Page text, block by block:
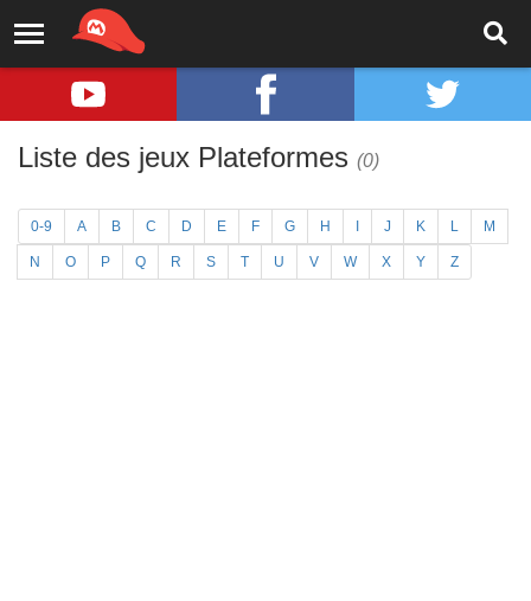
Liste des jeux Plateformes (0)
0-9 A B C D E F G H J K L M
N O P Q R S T U V W X Y Z